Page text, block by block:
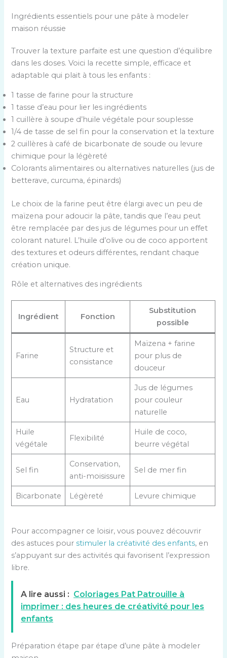
Ingrédients essentiels pour une pâte à modeler
maison réussie
Trouver la texture parfaite est une question d’équilibre
dans les doses. Voici la recette simple, efficace et
adaptable qui plait à tous les enfants :
1 tasse de farine pour la structure
1 tasse d’eau pour lier les ingrédients
1 cuillère à soupe d’huile végétale pour souplesse
1/4 de tasse de sel fin pour la conservation et la texture
2 cuillères à café de bicarbonate de soude ou levure
chimique pour la légèreté
Colorants alimentaires ou alternatives naturelles (jus de
betterave, curcuma, épinards)
Le choix de la farine peut être élargi avec un peu de
maïzena pour adoucir la pâte, tandis que l’eau peut
être remplacée par des jus de légumes pour un effet
colorant naturel. L’huile d’olive ou de coco apportent
des textures et odeurs différentes, rendant chaque
création unique.
Rôle et alternatives des ingrédients
Ingrédient Fonction
Substitution
possible
Farine
Structure et
consistance
Maïzena + farine
pour plus de
douceur
Eau Hydratation
Jus de légumes
pour couleur
naturelle
Huile
végétale
Flexibilité
Huile de coco,
beurre végétal
Sel fin
Conservation,
anti-moisissure
Sel de mer fin
Bicarbonate Légèreté Levure chimique
Pour accompagner ce loisir, vous pouvez découvrir
des astuces pourstimuler la créativité des enfants, en
s’appuyant sur des activités qui favorisent l’expression
libre.
A lire aussi : Coloriages Pat Patrouille à
imprimer : des heures de créativité pour les
enfants
Préparation étape par étape d’une pâte à modeler